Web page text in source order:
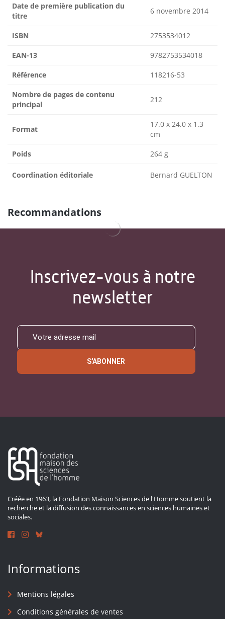
Date de première publication du
titre
6 novembre 2014
ISBN 2753534012
EAN-13 9782753534018
Référence 118216-53
Nombre de pages de contenu
principal
212
Format
17.0 x 24.0 x 1.3
cm
Poids 264 g
Coordination éditoriale Bernard GUELTON
Recommandations
Inscrivez-vous à notre
newsletter
S'ABONNER
Créée en 1963, la Fondation Maison Sciences de l'Homme soutient la
recherche et la diffusion des connaissances en sciences humaines et
sociales.
Informations
Mentions légales
Conditions générales de ventes